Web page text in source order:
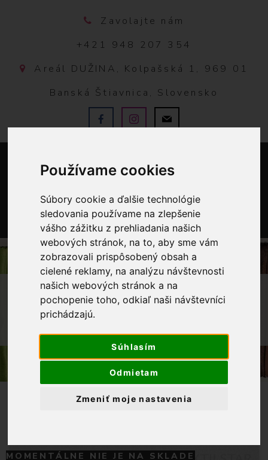
Používame cookies
Súbory cookie a ďalšie technológie
sledovania používame na zlepšenie
vášho zážitku z prehliadania našich
webových stránok, na to, aby sme vám
zobrazovali prispôsobený obsah a
cielené reklamy, na analýzu návštevnosti
našich webových stránok a na
pochopenie toho, odkiaľ naši návštevníci
prichádzajú.
Súhlasím
Odmietam
Zmeniť moje nastavenia
Zavolajte nám
+421 948 207 354
Areál DUŽINA, Kolpašská 1, 969 01
Banská Štiavnica, Slovensko
0
OBCHOD LÁTKY METRÁŽ
RIFĽOVINA KOŠEĽOVÁ - BLEDOMODRÁ
MOMENTÁLNE NIE JE NA SKLADE